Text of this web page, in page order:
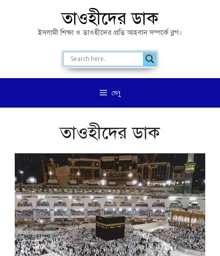
তাওহীদের ডাক
ইসলামী শিক্ষা ও তাওহীদের প্রতি আহবান সম্পর্কে ব্লগ।
মেনু
তাওহীদের ডাক